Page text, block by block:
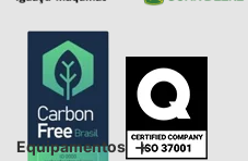
Equipamentos